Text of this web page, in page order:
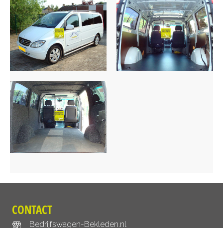
CONTACT
Bedrijfswagen-Bekleden.nl